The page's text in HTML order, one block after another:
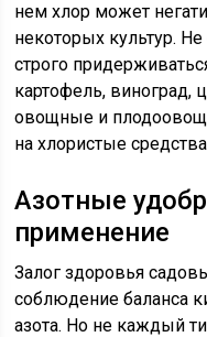
нем хлор может
некоторых культур.
строго
картофель, виноград,
овощные и
на хлористые
Азотные
применение
Залог здоровья
соблюдение баланса
азота. Но не каждый